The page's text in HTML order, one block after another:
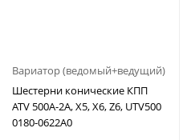
Вариатор (ведомый+ведущий)
Шестерни конические КПП
ATV 500A-2A, X5, X6, Z6, UTV500
0180-0622A0